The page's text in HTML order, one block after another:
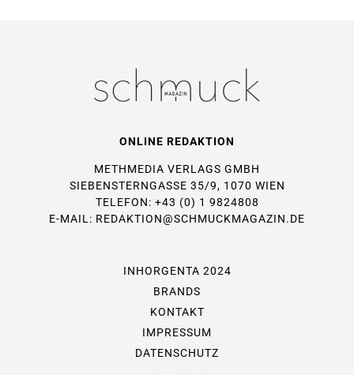
ONLINE REDAKTION
METHMEDIA VERLAGS GMBH
SIEBENSTERNGASSE 35/9, 1070 WIEN
TELEFON: +43 (0) 1 9824808
E-MAIL: REDAKTION@SCHMUCKMAGAZIN.DE
INHORGENTA 2024
BRANDS
KONTAKT
IMPRESSUM
DATENSCHUTZ